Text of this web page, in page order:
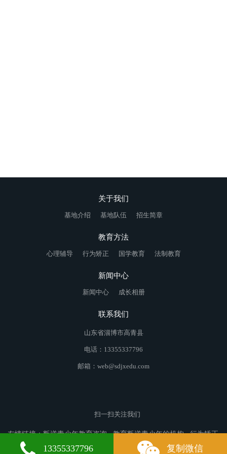
关于我们
基地介绍 基地队伍 招生简章
教育方法
心理辅导 行为矫正 国学教育 法制教育
新闻中心
新闻中心 成长相册
联系我们
山东省淄博市高青县
电话：13355337796
邮箱：web@sdjxedu.com
扫一扫关注我们
友情链接：叛逆青少年教育咨询 教育叛逆青少年的机构
行为矫正
学校
察雅叛逆青少年教育 贵池叛逆青少年教育 温宿叛逆青少年
13355337796 复制微信